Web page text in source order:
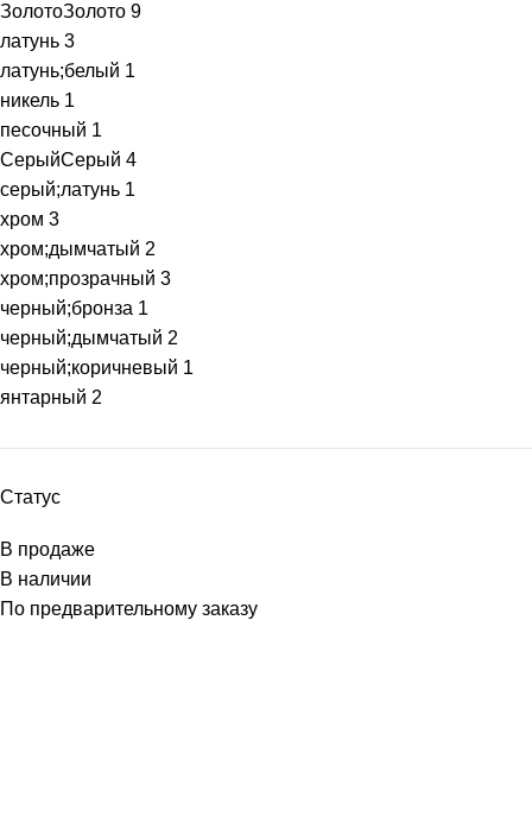
ЗолотоЗолото 9
латунь 3
латунь;белый 1
никель 1
песочный 1
СерыйСерый 4
серый;латунь 1
хром 3
хром;дымчатый 2
хром;прозрачный 3
черный;бронза 1
черный;дымчатый 2
черный;коричневый 1
янтарный 2
Статус
В продаже
В наличии
По предварительному заказу